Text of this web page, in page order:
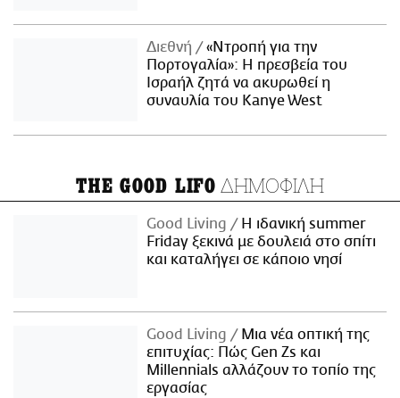
Διεθνή
«Ντροπή για την
Πορτογαλία»: Η πρεσβεία του
Ισραήλ ζητά να ακυρωθεί η
συναυλία του Kanye West
THE GOOD LIFO ΔΗΜΟΦΙΛΗ
Good Living
Η ιδανική summer
Friday ξεκινά με δουλειά στο σπίτι
και καταλήγει σε κάποιο νησί
Good Living
Μια νέα οπτική της
επιτυχίας: Πώς Gen Zs και
Millennials αλλάζουν το τοπίο της
εργασίας